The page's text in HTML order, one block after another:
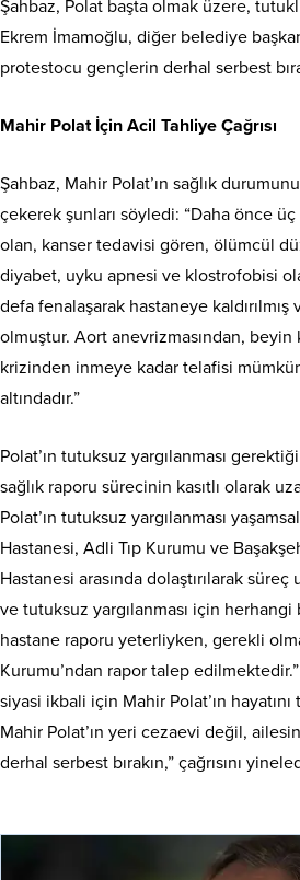
Şahbaz, Polat başta olmak üzere,
Ekrem İmamoğlu, diğer belediye
protestocu gençlerin derhal serbest
Mahir Polat İçin Acil Tahliye Çağrısı
Şahbaz, Mahir Polat’ın sağlık
çekerek şunları söyledi: “Daha önce
olan, kanser tedavisi gören, ölümcül
diyabet, uyku apnesi ve klostrofobisi
defa fenalaşarak hastaneye
olmuştur. Aort anevrizmasından, beyin
krizinden inmeye kadar telafisi
altındadır.”
Polat’ın tutuksuz yargılanması
sağlık raporu sürecinin kasıtlı olarak
Polat’ın tutuksuz yargılanması
Hastanesi, Adli Tıp Kurumu ve
Hastanesi arasında dolaştırılarak süreç
ve tutuksuz yargılanması için
hastane raporu yeterliyken, gerekli
Kurumu’ndan rapor talep
siyasi ikbali için Mahir Polat’ın
Mahir Polat’ın yeri cezaevi değil,
derhal serbest bırakın,” çağrısını